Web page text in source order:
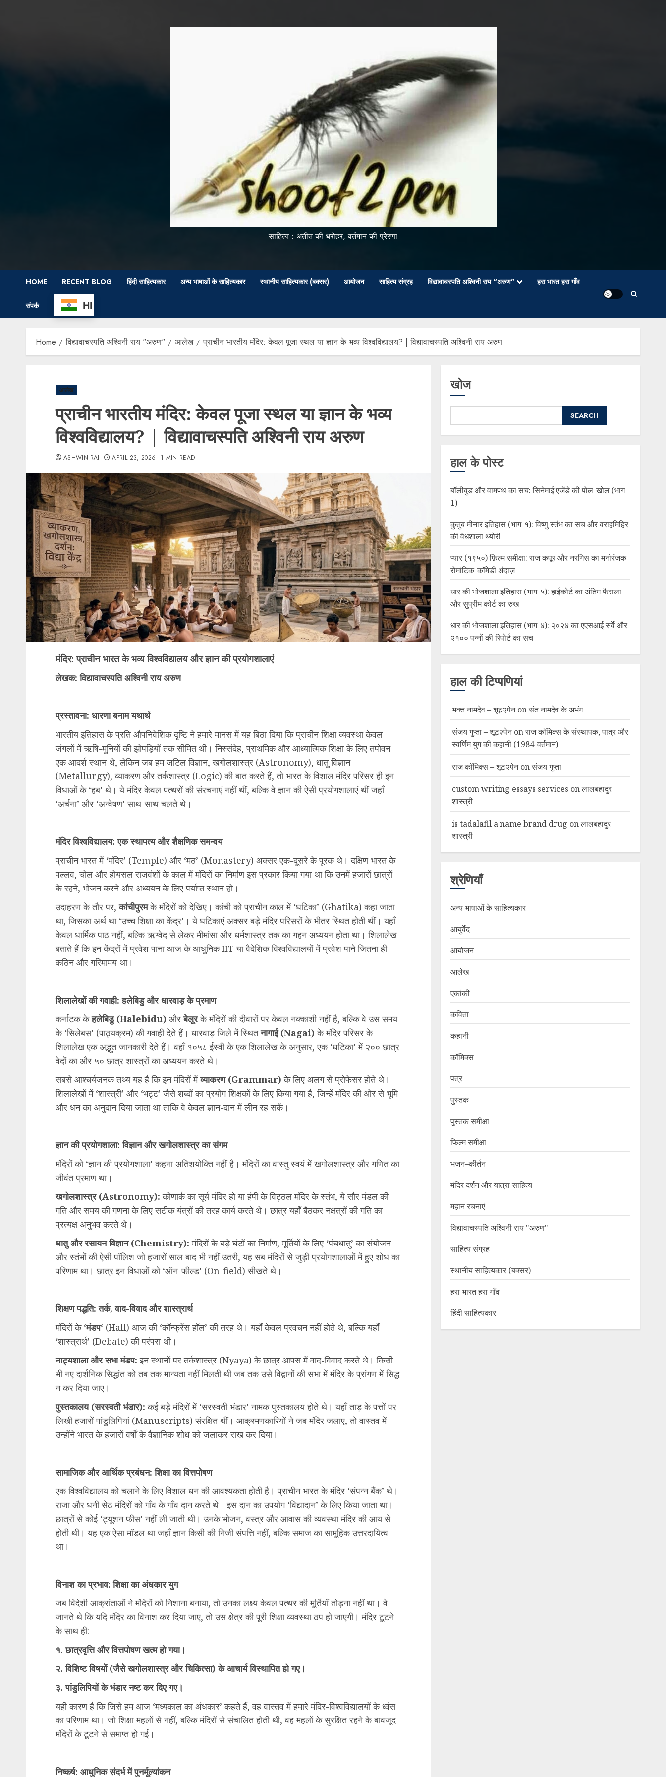
साहित्य : अतीत की धरोहर, वर्तमान की प्रेरणा
HOME RECENT BLOG हिंदी साहित्यकार अन्य भाषाओं के साहित्यकार स्थानीय साहित्यकार (बक्सर) आयोजन साहित्य संग्रह विद्यावाचस्पति अश्विनी राय “अरुण” हरा भारत हरा गाँव
संपर्क HI
Home विद्यावाचस्पति अश्विनी राय "अरुण" आलेख प्राचीन भारतीय मंदिर: केवल पूजा स्थल या ज्ञान के भव्य विश्वविद्यालय? | विद्यावाचस्पति अश्विनी राय अरुण
आलेख
प्राचीन भारतीय मंदिर: केवल पूजा स्थल या ज्ञान के भव्य
विश्वविद्यालय? | विद्यावाचस्पति अश्विनी राय अरुण
ASHWINIRAI APRIL 23, 2026 1 MIN READ
मंदिर: प्राचीन भारत के भव्य विश्वविद्यालय और ज्ञान की प्रयोगशालाएं
लेखक: विद्यावाचस्पति अश्विनी राय अरुण
प्रस्तावना: धारणा बनाम यथार्थ
भारतीय इतिहास के प्रति औपनिवेशिक दृष्टि ने हमारे मानस में यह बिठा दिया कि प्राचीन शिक्षा व्यवस्था केवल
जंगलों में ऋषि-मुनियों की झोपड़ियों तक सीमित थी। निस्संदेह, प्राथमिक और आध्यात्मिक शिक्षा के लिए तपोवन
एक आदर्श स्थान थे, लेकिन जब हम जटिल विज्ञान, खगोलशास्त्र (Astronomy), धातु विज्ञान
(Metallurgy), व्याकरण और तर्कशास्त्र (Logic) की बात करते हैं, तो भारत के विशाल मंदिर परिसर ही इन
विधाओं के ‘हब’ थे। ये मंदिर केवल पत्थरों की संरचनाएं नहीं थीं, बल्कि वे ज्ञान की ऐसी प्रयोगशालाएं थीं जहाँ
‘अर्चना’ और ‘अन्वेषण’ साथ-साथ चलते थे।
मंदिर विश्वविद्यालय: एक स्थापत्य और शैक्षणिक समन्वय
प्राचीन भारत में ‘मंदिर’ (Temple) और ‘मठ’ (Monastery) अक्सर एक-दूसरे के पूरक थे। दक्षिण भारत के
पल्लव, चोल और होयसल राजवंशों के काल में मंदिरों का निर्माण इस प्रकार किया गया था कि उनमें हजारों छात्रों
के रहने, भोजन करने और अध्ययन के लिए पर्याप्त स्थान हो।
उदाहरण के तौर पर,कांचीपुरमके मंदिरों को देखिए। कांची को प्राचीन काल में ‘घटिका’ (Ghatika) कहा जाता
था, जिसका अर्थ था ‘उच्च शिक्षा का केंद्र’। ये घटिकाएं अक्सर बड़े मंदिर परिसरों के भीतर स्थित होती थीं। यहाँ
केवल धार्मिक पाठ नहीं, बल्कि ऋग्वेद से लेकर मीमांसा और धर्मशास्त्र तक का गहन अध्ययन होता था। शिलालेख
बताते हैं कि इन केंद्रों में प्रवेश पाना आज के आधुनिक IIT या वैदेशिक विश्वविद्यालयों में प्रवेश पाने जितना ही
कठिन और गरिमामय था।
शिलालेखों की गवाही: हलेबिडु और धारवाड़ के प्रमाण
कर्नाटक केहलेबिडु (Halebidu) औरबेलूरके मंदिरों की दीवारों पर केवल नक्काशी नहीं है, बल्कि वे उस समय
के ‘सिलेबस’ (पाठ्यक्रम) की गवाही देते हैं। धारवाड़ जिले में स्थितनागाई (Nagai) के मंदिर परिसर के
शिलालेख एक अद्भुत जानकारी देते हैं। वहाँ १०५८ ईस्वी के एक शिलालेख के अनुसार, एक ‘घटिका’ में २०० छात्र
वेदों का और ५० छात्र शास्त्रों का अध्ययन करते थे।
सबसे आश्चर्यजनक तथ्य यह है कि इन मंदिरों मेंव्याकरण (Grammar) के लिए अलग से प्रोफेसर होते थे।
शिलालेखों में ‘शास्त्री’ और ‘भट्ट’ जैसे शब्दों का प्रयोग शिक्षकों के लिए किया गया है, जिन्हें मंदिर की ओर से भूमि
और धन का अनुदान दिया जाता था ताकि वे केवल ज्ञान-दान में लीन रह सकें।
ज्ञान की प्रयोगशाला: विज्ञान और खगोलशास्त्र का संगम
मंदिरों को ‘ज्ञान की प्रयोगशाला’ कहना अतिशयोक्ति नहीं है। मंदिरों का वास्तु स्वयं में खगोलशास्त्र और गणित का
जीवंत प्रमाण था।
खगोलशास्त्र (Astronomy): कोणार्क का सूर्य मंदिर हो या हंपी के विट्ठल मंदिर के स्तंभ, ये सौर मंडल की
गति और समय की गणना के लिए सटीक यंत्रों की तरह कार्य करते थे। छात्र यहाँ बैठकर नक्षत्रों की गति का
प्रत्यक्ष अनुभव करते थे।
धातु और रसायन विज्ञान (Chemistry): मंदिरों के बड़े घंटों का निर्माण, मूर्तियों के लिए ‘पंचधातु’ का संयोजन
और स्तंभों की ऐसी पॉलिश जो हजारों साल बाद भी नहीं उतरी, यह सब मंदिरों से जुड़ी प्रयोगशालाओं में हुए शोध का
परिणाम था। छात्र इन विधाओं को ‘ऑन-फील्ड’ (On-field) सीखते थे।
शिक्षण पद्धति: तर्क, वाद-विवाद और शास्त्रार्थ
मंदिरों के ‘मंडप‘ (Hall) आज की ‘कॉन्फ्रेंस हॉल’ की तरह थे। यहाँ केवल प्रवचन नहीं होते थे, बल्कि यहाँ
‘शास्त्रार्थ’ (Debate) की परंपरा थी।
नाट्यशाला और सभा मंडप: इन स्थानों पर तर्कशास्त्र (Nyaya) के छात्र आपस में वाद-विवाद करते थे। किसी
भी नए दार्शनिक सिद्धांत को तब तक मान्यता नहीं मिलती थी जब तक उसे विद्वानों की सभा में मंदिर के प्रांगण में सिद्ध
न कर दिया जाए।
पुस्तकालय (सरस्वती भंडार): कई बड़े मंदिरों में ‘सरस्वती भंडार’ नामक पुस्तकालय होते थे। यहाँ ताड़ के पत्तों पर
लिखी हजारों पांडुलिपियां (Manuscripts) संरक्षित थीं। आक्रमणकारियों ने जब मंदिर जलाए, तो वास्तव में
उन्होंने भारत के हजारों वर्षों के वैज्ञानिक शोध को जलाकर राख कर दिया।
सामाजिक और आर्थिक प्रबंधन: शिक्षा का वित्तपोषण
एक विश्वविद्यालय को चलाने के लिए विशाल धन की आवश्यकता होती है। प्राचीन भारत के मंदिर ‘संपन्न बैंक’ थे।
राजा और धनी सेठ मंदिरों को गाँव के गाँव दान करते थे। इस दान का उपयोग ‘विद्यादान’ के लिए किया जाता था।
छात्रों से कोई ‘ट्यूशन फीस’ नहीं ली जाती थी। उनके भोजन, वस्त्र और आवास की व्यवस्था मंदिर की आय से
होती थी। यह एक ऐसा मॉडल था जहाँ ज्ञान किसी की निजी संपत्ति नहीं, बल्कि समाज का सामूहिक उत्तरदायित्व
था।
विनाश का प्रभाव: शिक्षा का अंधकार युग
जब विदेशी आक्रांताओं ने मंदिरों को निशाना बनाया, तो उनका लक्ष्य केवल पत्थर की मूर्तियाँ तोड़ना नहीं था। वे
जानते थे कि यदि मंदिर का विनाश कर दिया जाए, तो उस क्षेत्र की पूरी शिक्षा व्यवस्था ठप हो जाएगी। मंदिर टूटने
के साथ ही:
१. छात्रवृत्ति और वित्तपोषण खत्म हो गया।
२. विशिष्ट विषयों (जैसे खगोलशास्त्र और चिकित्सा) के आचार्य विस्थापित हो गए।
३. पांडुलिपियों के भंडार नष्ट कर दिए गए।
यही कारण है कि जिसे हम आज ‘मध्यकाल का अंधकार’ कहते हैं, वह वास्तव में हमारे मंदिर-विश्वविद्यालयों के ध्वंस
का परिणाम था। जो शिक्षा महलों से नहीं, बल्कि मंदिरों से संचालित होती थी, वह महलों के सुरक्षित रहने के बावजूद
मंदिरों के टूटने से समाप्त हो गई।
निष्कर्ष: आधुनिक संदर्भ में पुनर्मूल्यांकन
खोज
SEARCH
हाल के पोस्ट
बॉलीवुड और वामपंथ का सच: सिनेमाई एजेंडे की पोल-खोल (भाग
1)
कुतुब मीनार इतिहास (भाग-१): विष्णु स्तंभ का सच और वराहमिहिर
की वेधशाला थ्योरी
प्यार (१९५०) फ़िल्म समीक्षा: राज कपूर और नरगिस का मनोरंजक
रोमांटिक-कॉमेडी अंदाज़
धार की भोजशाला इतिहास (भाग-५): हाईकोर्ट का अंतिम फैसला
और सुप्रीम कोर्ट का रुख
धार की भोजशाला इतिहास (भाग-४): २०२४ का एएसआई सर्वे और
२१०० पन्नों की रिपोर्ट का सच
हाल की टिप्पणियां
भक्त नामदेव – शूट२पेनonसंत नामदेव के अभंग
संजय गुप्ता – शूट२पेनonराज कॉमिक्स के संस्थापक, पात्र और
स्वर्णिम युग की कहानी (1984-वर्तमान)
राज कॉमिक्स – शूट२पेनonसंजय गुप्ता
custom writing essays services onलालबहादुर
शास्त्री
is tadalafil a name brand drug onलालबहादुर
शास्त्री
श्रेणियाँ
अन्य भाषाओं के साहित्यकार
आयुर्वेद
आयोजन
आलेख
एकांकी
कविता
कहानी
कॉमिक्स
पत्र
पुस्तक
पुस्तक समीक्षा
फिल्म समीक्षा
भजन–कीर्तन
मंदिर दर्शन और यात्रा साहित्य
महान रचनाएं
विद्यावाचस्पति अश्विनी राय "अरुण"
साहित्य संग्रह
स्थानीय साहित्यकार (बक्सर)
हरा भारत हरा गाँव
हिंदी साहित्यकार